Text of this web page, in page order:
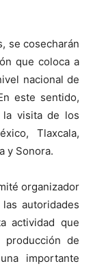
se cosecharán
que coloca a
nacional de
este sentido,
la visita de los
Tlaxcala,
y Sonora.
organizador
autoridades
actividad que
de
importante